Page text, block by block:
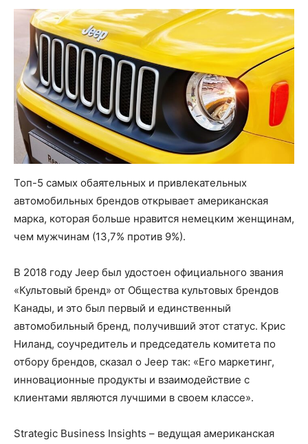
Топ-5 самых обаятельных и привлекательных
автомобильных брендов открывает американская
марка, которая больше нравится немецким женщинам,
чем мужчинам (13,7% против 9%).
В 2018 году Jeep был удостоен официального звания
«Культовый бренд» от Общества культовых брендов
Канады, и это был первый и единственный
автомобильный бренд, получивший этот статус. Крис
Ниланд, соучредитель и председатель комитета по
отбору брендов, сказал о Jeep так: «Его маркетинг,
инновационные продукты и взаимодействие с
клиентами являются лучшими в своем классе».
Strategic Business Insights – ведущая американская